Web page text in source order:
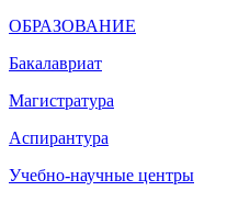
ОБРАЗОВАНИЕ
Бакалавриат
Магистратура
Аспирантура
Учебно-научные центры